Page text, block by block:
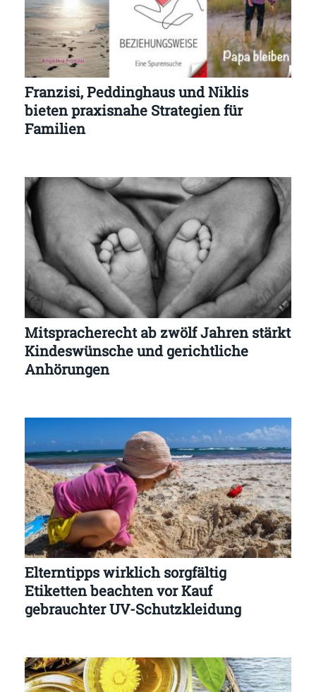
Franzisi, Peddinghaus und Niklis
bieten praxisnahe Strategien für
Familien
Mitspracherecht ab zwölf Jahren stärkt
Kindeswünsche und gerichtliche
Anhörungen
Elterntipps wirklich sorgfältig
Etiketten beachten vor Kauf
gebrauchter UV-Schutzkleidung